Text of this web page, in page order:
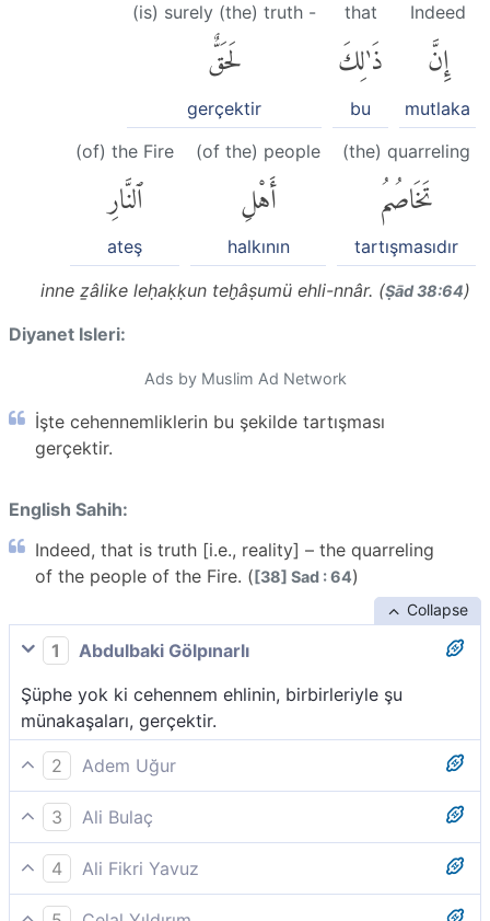
Indeed
إِنَّ
mutlaka
that
ذَٰلِكَ
bu
(is) surely (the) truth -
لَحَقٌّ
gerçektir
(the) quarreling
تَخَاصُمُ
tartışmasıdır
(of the) people
أَهْلِ
halkının
(of) the Fire
ٱلنَّارِ
ateş
inne ẕâlike leḥaḳḳun teḫâṣumü ehli-nnâr. (Ṣād 38:64)
Diyanet Isleri:
Ads by Muslim Ad Network
İşte cehennemliklerin bu şekilde tartışması
gerçektir.
English Sahih:
Indeed, that is truth [i.e., reality] – the quarreling
of the people of the Fire. ([38] Sad : 64)
Collapse
1
Abdulbaki Gölpınarlı
Şüphe yok ki cehennem ehlinin, birbirleriyle şu
münakaşaları, gerçektir.
2
Adem Uğur
İşte bu, cehennem ehlinin tartışması, şüphesiz bir
gerçektir.
3
Ali Bulaç
Bu, cehennem halkının birbiriyle çekişmesi kesin bir
gerçektir.
4
Ali Fikri Yavuz
İşte bu, cehennem ehlinin birbirleriyle mücadelesi,